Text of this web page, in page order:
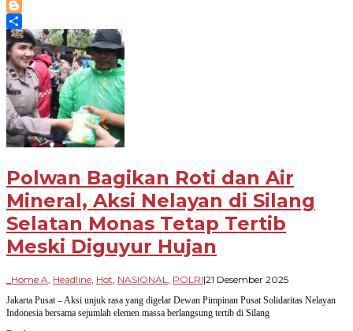
LinkedIn
Blogger
Share
Polwan Bagikan Roti dan Air
Mineral, Aksi Nelayan di Silang
Selatan Monas Tetap Tertib
Meski Diguyur Hujan
_Home A Headline Hot NASIONAL POLRI|21 Desember 2025oleh
Bangsa
Jakarta Pusat – Aksi unjuk rasa yang digelar Dewan Pimpinan Pusat Solidaritas Nelayan
Indonesia bersama sejumlah elemen massa berlangsung tertib di Silang